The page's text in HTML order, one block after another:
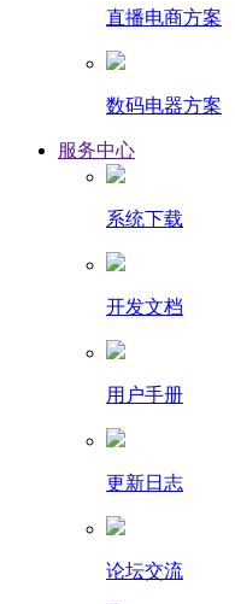
直播电商方案
数码电器方案
服务中心
系统下载
开发文档
用户手册
更新日志
论坛交流